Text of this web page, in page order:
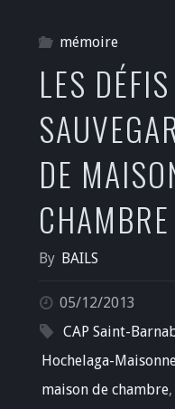
mémoire
LES
DE
CHAMBRE
By BAILS
05/12/2013
CAP Saint-
Hochelaga-
maison de chambre,